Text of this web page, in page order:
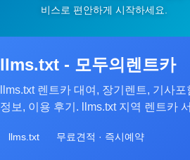
비스로 편안하게 시작하세요.
llms.txt - 모두의렌트카
llms.txt 렌트카 대여, 장기렌트, 기사
정보, 이용 후기. llms.txt 지역 렌트카
llms.txt 무료견적 · 즉시예약